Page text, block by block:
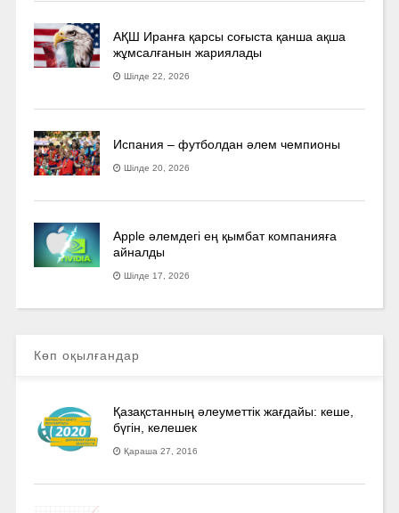
АҚШ Иранға қарсы соғыста қанша ақша
жұмсалғанын жариялады
Шілде 22, 2026
Испания – футболдан әлем чемпионы
Шілде 20, 2026
Apple әлемдегі ең қымбат компанияға
айналды
Шілде 17, 2026
Көп оқылғандар
Қазақстанның әлеуметтік жағдайы: кеше,
бүгін, келешек
Қараша 27, 2016